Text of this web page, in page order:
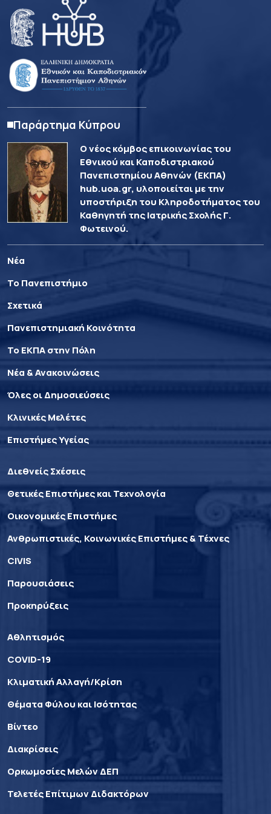
Παράρτημα Κύπρου
Ο νέος κόμβος επικοινωνίας του
Εθνικού και Καποδιστριακού
Πανεπιστημίου Αθηνών (ΕΚΠΑ)
hub.uoa.gr, υλοποιείται με την
υποστήριξη του Κληροδοτήματος του
Καθηγητή της Ιατρικής Σχολής Γ.
Φωτεινού.
Νέα
Το Πανεπιστήμιο
Σχετικά
Πανεπιστημιακή Κοινότητα
Το ΕΚΠΑ στην Πόλη
Νέα & Ανακοινώσεις
Όλες οι Δημοσιεύσεις
Κλινικές Μελέτες
Επιστήμες Υγείας
Διεθνείς Σχέσεις
Θετικές Επιστήμες και Τεχνολογία
Οικονομικές Επιστήμες
Ανθρωπιστικές, Κοινωνικές Επιστήμες & Τέχνες
CIVIS
Παρουσιάσεις
Προκηρύξεις
Αθλητισμός
COVID-19
Κλιματική Αλλαγή/Κρίση
Θέματα Φύλου και Ισότητας
Βίντεο
Διακρίσεις
Ορκωμοσίες Μελών ΔΕΠ
Τελετές Επίτιμων Διδακτόρων